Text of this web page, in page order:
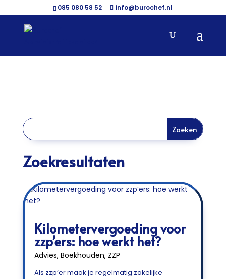
085 080 58 52 info@burochef.nl
Zoekresultaten
Kilometervergoeding voor
zzp’ers: hoe werkt het?
Advies, Boekhouden, ZZP
Als zzp’er maak je regelmatig zakelijke